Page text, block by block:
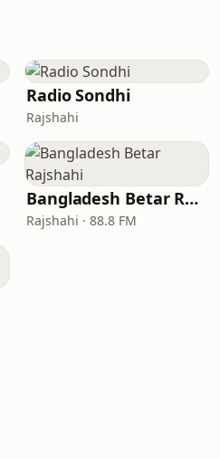
Radio Sondhi
Rajshahi
Bangladesh Betar Rajshahi
Rajshahi · 88.8 FM